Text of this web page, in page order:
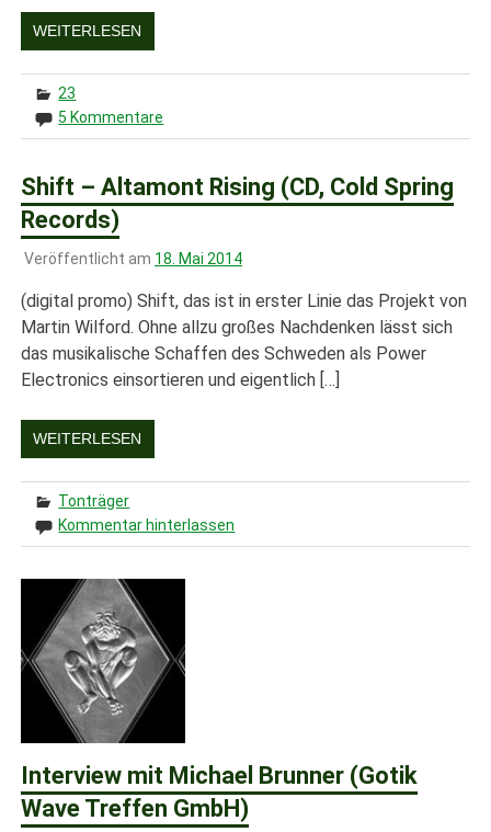
WEITERLESEN
23
5 Kommentare
Shift – Altamont Rising (CD, Cold Spring
Records)
Veröffentlicht am 18. Mai 2014
(digital promo) Shift, das ist in erster Linie das Projekt von
Martin Wilford. Ohne allzu großes Nachdenken lässt sich
das musikalische Schaffen des Schweden als Power
Electronics einsortieren und eigentlich […]
WEITERLESEN
Tonträger
Kommentar hinterlassen
Interview mit Michael Brunner (Gotik
Wave Treffen GmbH)